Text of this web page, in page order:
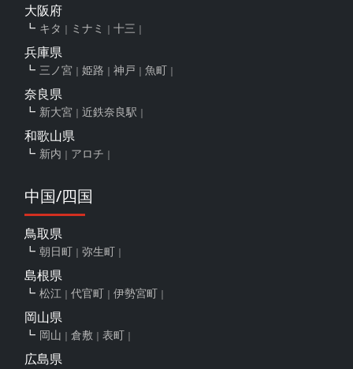
大阪府
キタ ミナミ 十三
兵庫県
三ノ宮 姫路 神戸 魚町
奈良県
新大宮 近鉄奈良駅
和歌山県
新内 アロチ
中国/四国
鳥取県
朝日町 弥生町
島根県
松江 代官町 伊勢宮町
岡山県
岡山 倉敷 表町
広島県